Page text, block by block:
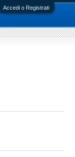
Accedi o Registrati